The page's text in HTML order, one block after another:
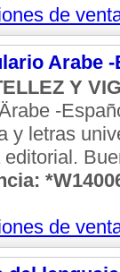
de
Arabe
Y
-
y letras
editorial.
de